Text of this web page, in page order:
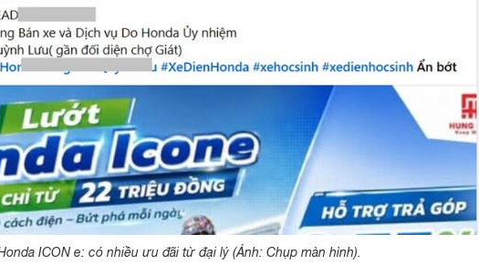
ICON e: có nhiều ưu đãi từ đại lý (Ảnh: Chụp màn hình).